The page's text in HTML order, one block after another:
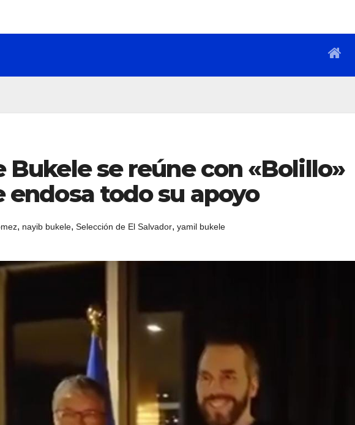
Bukele se reúne con «Bolillo»
endosa todo su apoyo
, nayib bukele, Selección de El Salvador, yamil bukele